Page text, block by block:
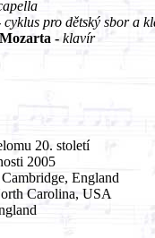
cyklus pro dětský sbor a
- klavír
20. století
2005
Cambridge, England
Carolina, USA